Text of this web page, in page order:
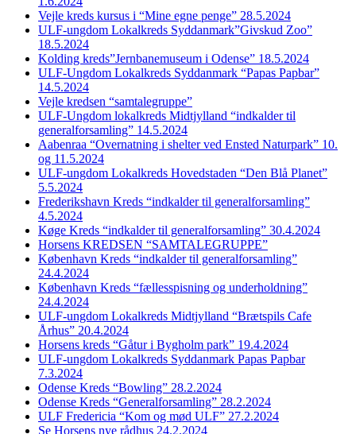
Vejle kreds kursus i “Mine egne penge” 28.5.2024
ULF-ungdom Lokalkreds Syddanmark”Givskud Zoo”
18.5.2024
Kolding kreds”Jernbanemuseum i Odense” 18.5.2024
ULF-Ungdom Lokalkreds Syddanmark “Papas Papbar”
14.5.2024
Vejle kredsen “samtalegruppe”
ULF-Ungdom lokalkreds Midtjylland “indkalder til
generalforsamling” 14.5.2024
Aabenraa “Overnatning i shelter ved Ensted Naturpark” 10.
og 11.5.2024
ULF-ungdom Lokalkreds Hovedstaden “Den Blå Planet”
5.5.2024
Frederikshavn Kreds “indkalder til generalforsamling”
4.5.2024
Køge Kreds “indkalder til generalforsamling” 30.4.2024
Horsens KREDSEN “SAMTALEGRUPPE”
København Kreds “indkalder til generalforsamling”
24.4.2024
København Kreds “fællesspisning og underholdning”
24.4.2024
ULF-ungdom Lokalkreds Midtjylland “Brætspils Cafe
Århus” 20.4.2024
Horsens kreds “Gåtur i Bygholm park” 19.4.2024
ULF-ungdom Lokalkreds Syddanmark Papas Papbar
7.3.2024
Odense Kreds “Bowling” 28.2.2024
Odense Kreds “Generalforsamling” 28.2.2024
ULF Fredericia “Kom og mød ULF” 27.2.2024
Se Horsens nye rådhus 24.2.2024